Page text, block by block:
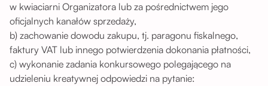
w kwiaciarni Organizatora lub za pośrednictwem jego
oficjalnych kanałów sprzedaży,
b) zachowanie dowodu zakupu, tj. paragonu fiskalnego,
faktury VAT lub innego potwierdzenia dokonania płatności,
c) wykonanie zadania konkursowego polegającego na
udzieleniu kreatywnej odpowiedzi na pytanie: